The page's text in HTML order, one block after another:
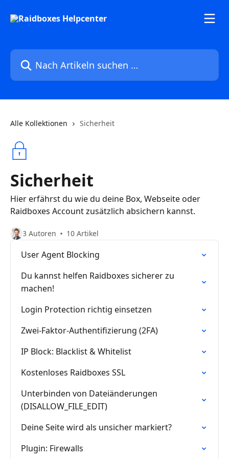
Nach Artikeln suchen …
Alle Kollektionen Sicherheit
Sicherheit
Hier erfährst du wie du deine Box, Webseite oder
Raidboxes Account zusätzlich absichern kannst.
3 Autoren 10 Artikel
User Agent Blocking
Du kannst helfen Raidboxes sicherer zu
machen!
Login Protection richtig einsetzen
Zwei-Faktor-Authentifizierung (2FA)
IP Block: Blacklist & Whitelist
Kostenloses Raidboxes SSL
Unterbinden von Dateiänderungen
(DISALLOW_FILE_EDIT)
Deine Seite wird als unsicher markiert?
Plugin: Firewalls